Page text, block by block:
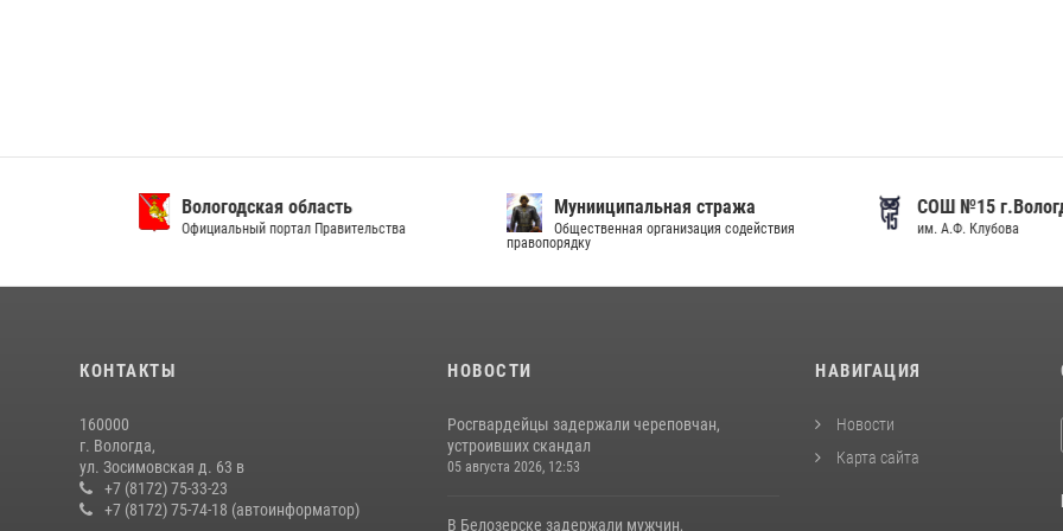
Вологодская область
Официальный портал Правительства
Мунииципальная стража
Общественная организация содействия
правопорядку
СОШ №15 г.Вологды
им. А.Ф. Клубова
КОНТАКТЫ
160000
г. Вологда,
ул. Зосимовская д. 63 в
+7 (8172) 75-33-23
+7 (8172) 75-74-18 (автоинформатор)
НОВОСТИ
Росгвардейцы задержали череповчан,
устроивших скандал
05 августа 2026, 12:53
В Белозерске задержали мужчин,
НАВИГАЦИЯ
Новости
Карта сайта